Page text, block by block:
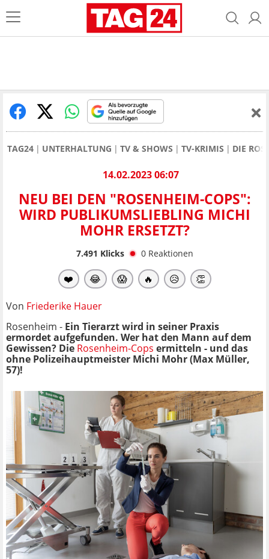
TAG24 UNTERHALTUNG TV & SHOWS TV-KRIMIS DIE
14.02.2023 06:07
NEU BEI DEN "ROSENHEIM-COPS":
WIRD PUBLIKUMSLIEBLING MICHI
MOHR ERSETZT?
7.491 Klicks 0 Reaktionen
❤️ 😂 😱 🔥 😥 👏
Von Friederike Hauer
Rosenheim - Ein Tierarzt wird in seiner Praxis
ermordet aufgefunden. Wer hat den Mann auf dem
Gewissen? Die Rosenheim-Cops ermitteln - und das
ohne Polizeihauptmeister Michi Mohr (Max Müller,
57)!